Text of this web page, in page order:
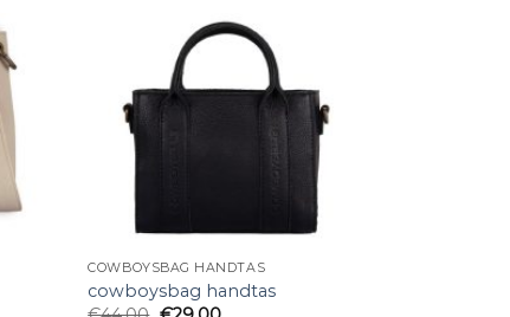
COWBOYSBAG HANDTAS
cowboysbag handtas